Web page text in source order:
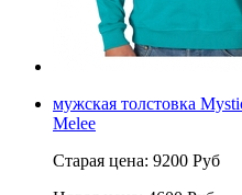
мужская толстовка
Melee
Старая цена: 9200 Руб